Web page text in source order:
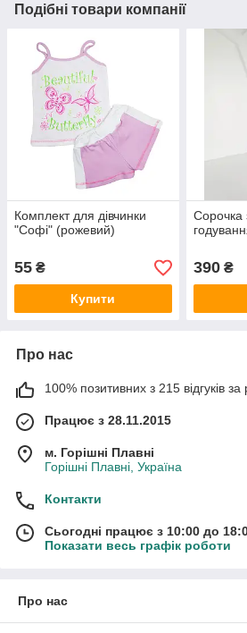
Подібні товари компанії
Комплект для дівчинки
"Софі" (рожевий)
55 ₴
Купити
Сорочка
390₴
Про нас
100% позитивних з 215 відгуків за
Працює з 28.11.2015
м. Горішні Плавні
Горішні Плавні, Україна
Контакти
Сьогодні працює з 10:00 до
Показати весь графік роботи
Про нас